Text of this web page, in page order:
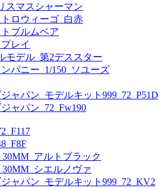
スマスシャーマン
ロウィーゴ_白赤
ブルムベア
レイ
モデル_第2デススター
パニー_1/150_ソユーズ
ャパン_モデルキット999_72_P51D
ャパン_72_Fw190
アルトブラック
シエルノヴァ
ャパン_モデルキット999_72_KV2